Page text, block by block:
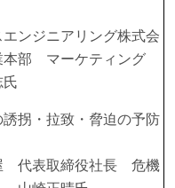
ンジニアリング株式会
部 マーケティング
拐・拉致・脅迫の予防
代表取締役社長 危機